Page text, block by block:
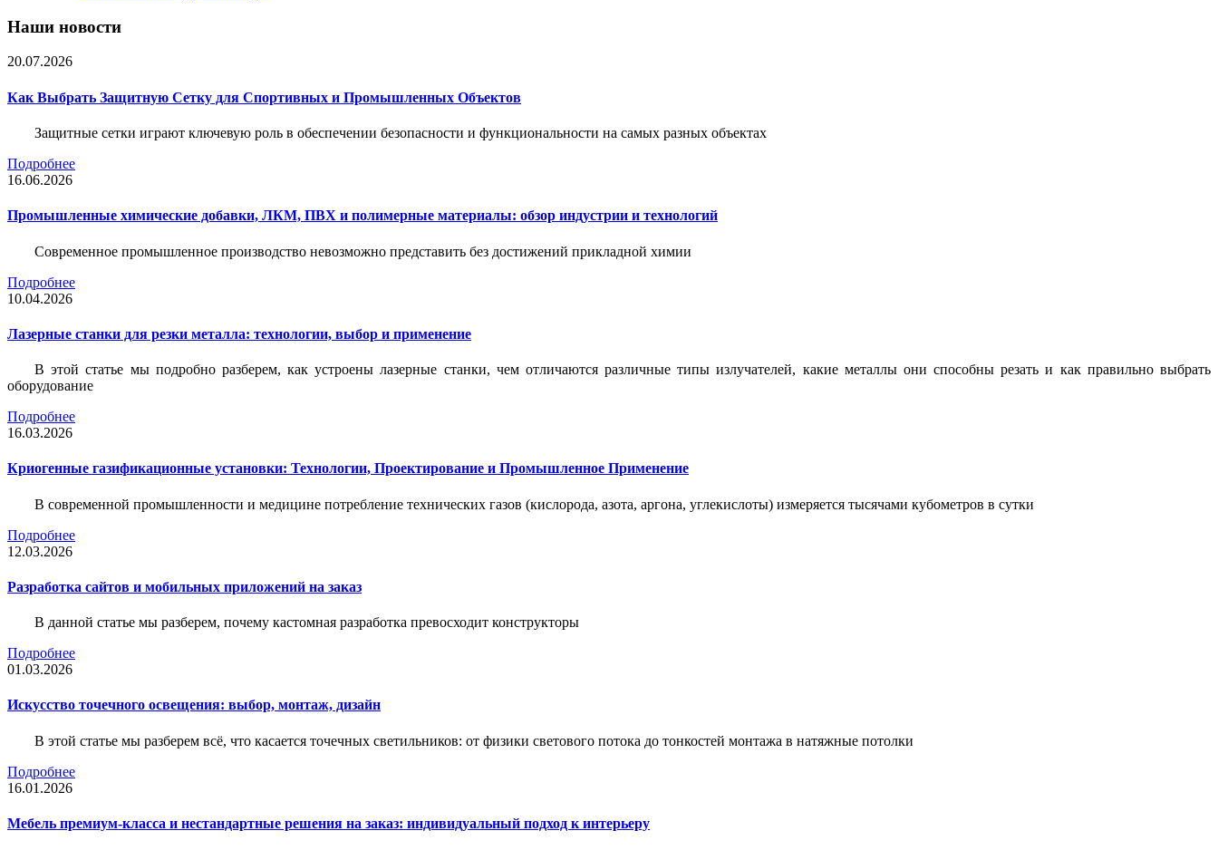
Наши новости
20.07.2026
Как Выбрать Защитную Сетку для Спортивных и Промышленных Объектов
Защитные сетки играют ключевую роль в обеспечении безопасности и функциональности на самых разных объектах
Подробнее
16.06.2026
Промышленные химические добавки, ЛКМ, ПВХ и полимерные материалы: обзор индустрии и технологий
Современное промышленное производство невозможно представить без достижений прикладной химии
Подробнее
10.04.2026
Лазерные станки для резки металла: технологии, выбор и применение
В этой статье мы подробно разберем, как устроены лазерные станки, чем отличаются различные типы излучателей, какие металлы они способны резать и как правильно выбрать
оборудование
Подробнее
16.03.2026
Криогенные газификационные установки: Технологии, Проектирование и Промышленное Применение
В современной промышленности и медицине потребление технических газов (кислорода, азота, аргона, углекислоты) измеряется тысячами кубометров в сутки
Подробнее
12.03.2026
Разработка сайтов и мобильных приложений на заказ
В данной статье мы разберем, почему кастомная разработка превосходит конструкторы
Подробнее
01.03.2026
Искусство точечного освещения: выбор, монтаж, дизайн
В этой статье мы разберем всё, что касается точечных светильников: от физики светового потока до тонкостей монтажа в натяжные потолки
Подробнее
16.01.2026
Мебель премиум-класса и нестандартные решения на заказ: индивидуальный подход к интерьеру